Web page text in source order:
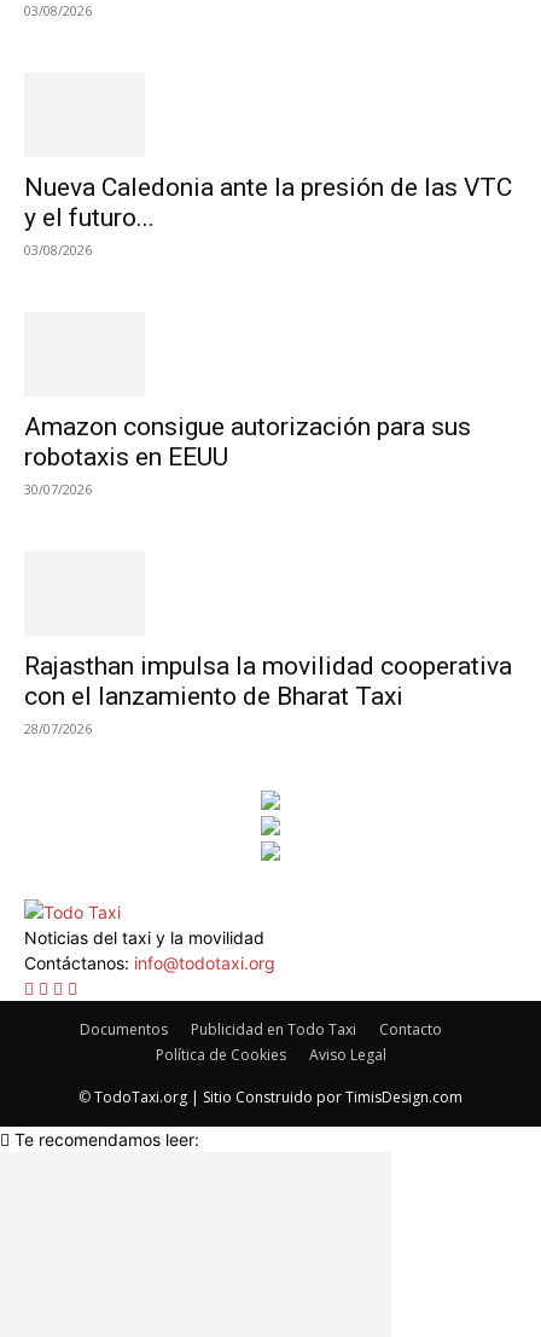
03/08/2026
Nueva Caledonia ante la presión de las VTC
y el futuro...
03/08/2026
Amazon consigue autorización para sus
robotaxis en EEUU
30/07/2026
Rajasthan impulsa la movilidad cooperativa
con el lanzamiento de Bharat Taxi
28/07/2026
Noticias del taxi y la movilidad
Contáctanos: info@todotaxi.org
Documentos Publicidad en Todo Taxi
Contacto
Política de Cookies
Aviso Legal
©TodoTaxi.org | Sitio Construido porTimisDesign.com
Te recomendamos leer: